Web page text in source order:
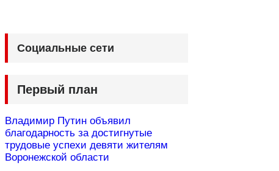
Социальные сети
Первый план
Владимир Путин объявил
благодарность за достигнутые
трудовые успехи девяти жителям
Воронежской области